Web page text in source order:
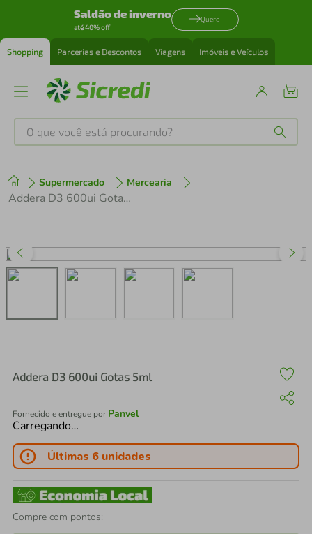
Saldão de inverno
até 40% off
Quero
Shopping Parcerias e Descontos Viagens Imóveis e Veículos
O que você está procurando?
Supermercado Mercearia
Addera D3 600ui Gotas 5ml
Addera D3 600ui Gotas 5ml
Fornecido e entregue por Panvel
Carregando…
Últimas 6 unidades
Compre com pontos:
1º tenis
perfume